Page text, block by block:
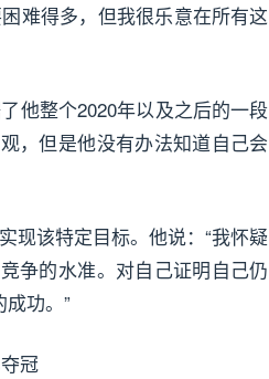
难得多，但我很乐意在所有这
他整个2020年以及之后的一段
，但是他没有办法知道自己会
现该特定目标。他说：“我怀疑
争的水准。对自己证明自己仍
功。”
冠